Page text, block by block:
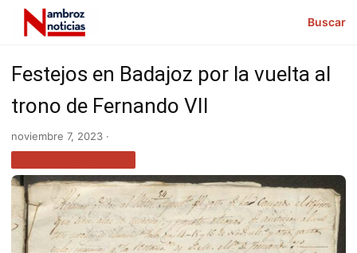
Buscar
Festejos en Badajoz por la vuelta al
trono de Fernando VII
noviembre 7, 2023 ·